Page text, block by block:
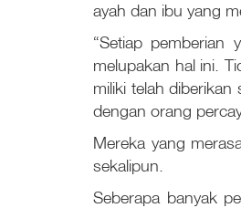
ayah dan ibu yang
“Setiap
melupakan hal ini.
miliki telah
dengan orang
Mereka yang
sekalipun.
Seberapa banyak